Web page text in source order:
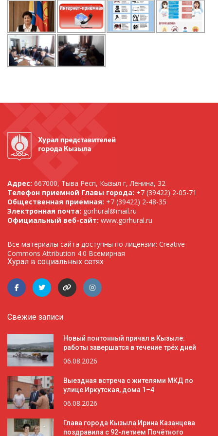
Адрес: 667000, Тыва Респ, Кызыл г, Ленина, 32
Телефон приемной Главы города: +7 (39422) 2-05-71
Общественная приемная: +7 (39422) 2-48-35
Электронная почта: gorhural@mail.ru
Официальный веб-сайт: www.gorhural.ru
Все материалы сайта доступны по лицензии: Creative
Commons Attribution 4.0 Всемирная
Хурал в социальных сетях
Свежие записи
Новый понтонный причал в Кызыле:
работы завершатся в течение трёх дней
06.08.2026
Выездная встреча с жителями МКД по
улице Иркутская, дома 1–4
06.08.2026
Глава города Кызыла Ирина Казанцева
поздравила с 92-летием Почётного